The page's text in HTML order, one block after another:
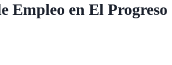
Empleo en El Progreso